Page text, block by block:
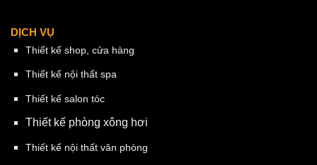
DỊCH VỤ
Thiết kế shop, cửa hàng
Thiết kế nội thất spa
Thiết kế salon tóc
Thiết kế phòng xông hơi
Thiết kế nội thất văn phòng